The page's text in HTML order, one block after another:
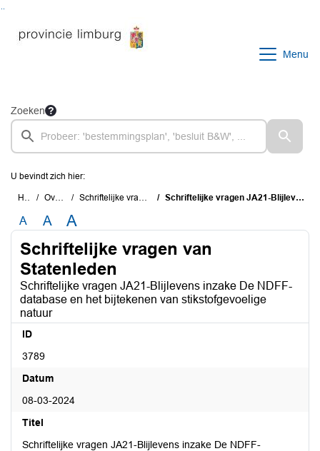
Menu
Zoeken
U bevindt zich hier:
Home Overzichten Schriftelijke vragen van Statenleden Schriftelijke vragen JA21-Blijlevens inzake De NDFF-database en het bijtekenen van stikstofgevoelige natuur
A A A
Schriftelijke vragen van
Statenleden
Schriftelijke vragen JA21-Blijlevens inzake De NDFF-
database en het bijtekenen van stikstofgevoelige
natuur
ID
3789
Datum
08-03-2024
Titel
Schriftelijke vragen JA21-Blijlevens inzake De NDFF-